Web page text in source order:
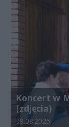
Koncert w
(zdjęcia)
Data dodania
09.08.2026